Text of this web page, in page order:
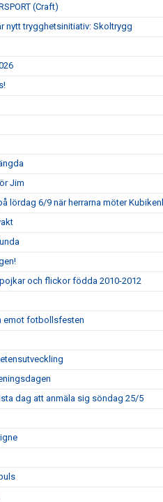
(Craft)
nytt trygghetsinitiativ: Skoltrygg
Jim
lördag 6/9 när herrarna möter
och flickor födda 2010-2012
emot fotbollsfesten
dag att anmäla sig söndag 25/5